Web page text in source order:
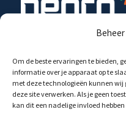
Om de beste ervaringen te bieden,
informatie over je apparaat op te
met deze technologieën kunnen wij
deze site verwerken. Als je geen
kan dit een nadelige invloed
ontwikkeling,
zonne-energie
samenwerking met